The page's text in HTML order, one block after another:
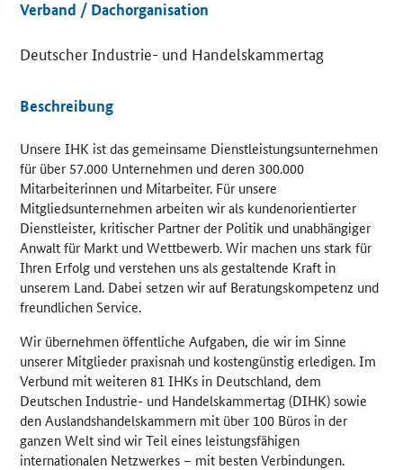
Verband / Dachorganisation
Deutscher Industrie- und Handelskammertag
Beschreibung
Unsere IHK ist das gemeinsame Dienstleistungsunternehmen
für über 57.000 Unternehmen und deren 300.000
Mitarbeiterinnen und Mitarbeiter. Für unsere
Mitgliedsunternehmen arbeiten wir als kundenorientierter
Dienstleister, kritischer Partner der Politik und unabhängiger
Anwalt für Markt und Wettbewerb. Wir machen uns stark für
Ihren Erfolg und verstehen uns als gestaltende Kraft in
unserem Land. Dabei setzen wir auf Beratungskompetenz und
freundlichen Service.
Wir übernehmen öffentliche Aufgaben, die wir im Sinne
unserer Mitglieder praxisnah und kostengünstig erledigen. Im
Verbund mit weiteren 81 IHKs in Deutschland, dem
Deutschen Industrie- und Handelskammertag (DIHK) sowie
den Auslandshandelskammern mit über 100 Büros in der
ganzen Welt sind wir Teil eines leistungsfähigen
internationalen Netzwerkes – mit besten Verbindungen.